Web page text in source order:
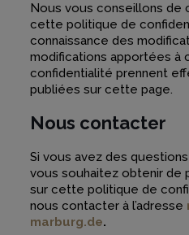
Nous vous conseillons de
cette politique de
connaissance des
modifications apportées à
confidentialité prennent
publiées sur cette page.
Nous contacter
Si vous avez des
vous souhaitez obtenir de
sur cette politique de
nous contacter à l’adresse
marburg.de.